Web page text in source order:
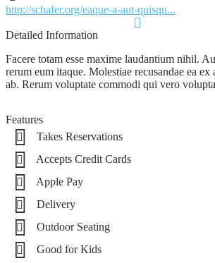
http://schafer.org/eaque-a-aut-quisqu...
Detailed Information
Facere totam esse maxime laudantium nihil.
rerum eum itaque. Molestiae recusandae ea
ab. Rerum voluptate commodi qui vero
Features
Takes Reservations
Accepts Credit Cards
Apple Pay
Delivery
Outdoor Seating
Good for Kids